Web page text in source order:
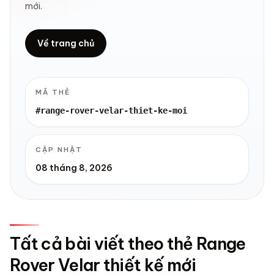
mới.
Về trang chủ
MÃ THẺ
#range-rover-velar-thiet-ke-moi
CẬP NHẬT
08 tháng 8, 2026
Tất cả bài viết theo thẻ Range
Rover Velar thiết kế mới